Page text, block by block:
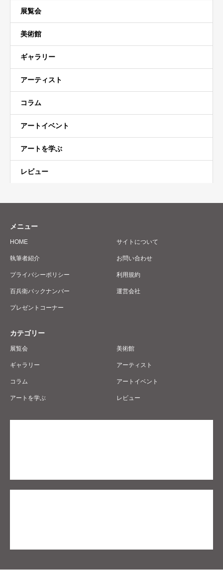
展覧会
美術館
ギャラリー
アーティスト
コラム
アートイベント
アートを学ぶ
レビュー
メニュー
HOME サイトについて
執筆者紹介 お問い合わせ
プライバシーポリシー 利用規約
百兵衛バックナンバー 運営会社
プレゼントコーナー
カテゴリー
展覧会 美術館
ギャラリー アーティスト
コラム アートイベント
アートを学ぶ レビュー